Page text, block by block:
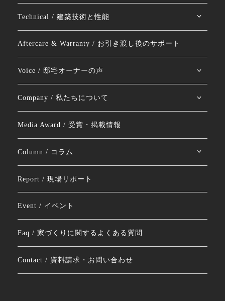
Technical / 建築技術と性能
Aftercare & Warranty / お引き渡し後のサポート
Voice / 邸宅オーナーの声
Company / 私たちについて
Media Award / 受賞・掲載情報
Column / コラム
Report / 現場リポート
Event / イベント
Faq / 家づくりに関するよくある質問
Contact / 資料請求・お問い合わせ